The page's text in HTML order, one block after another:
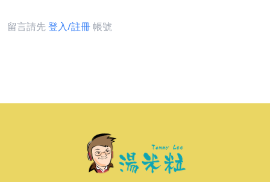
留言請先登入/註冊帳號